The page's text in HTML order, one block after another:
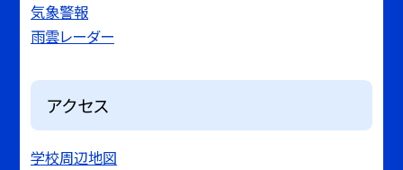
気象警報
雨雲レーダー
アクセス
学校周辺地図